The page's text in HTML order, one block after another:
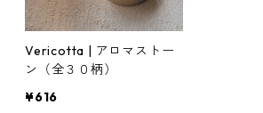
Vericotta | アロマストー
ン（全３０柄）
¥616